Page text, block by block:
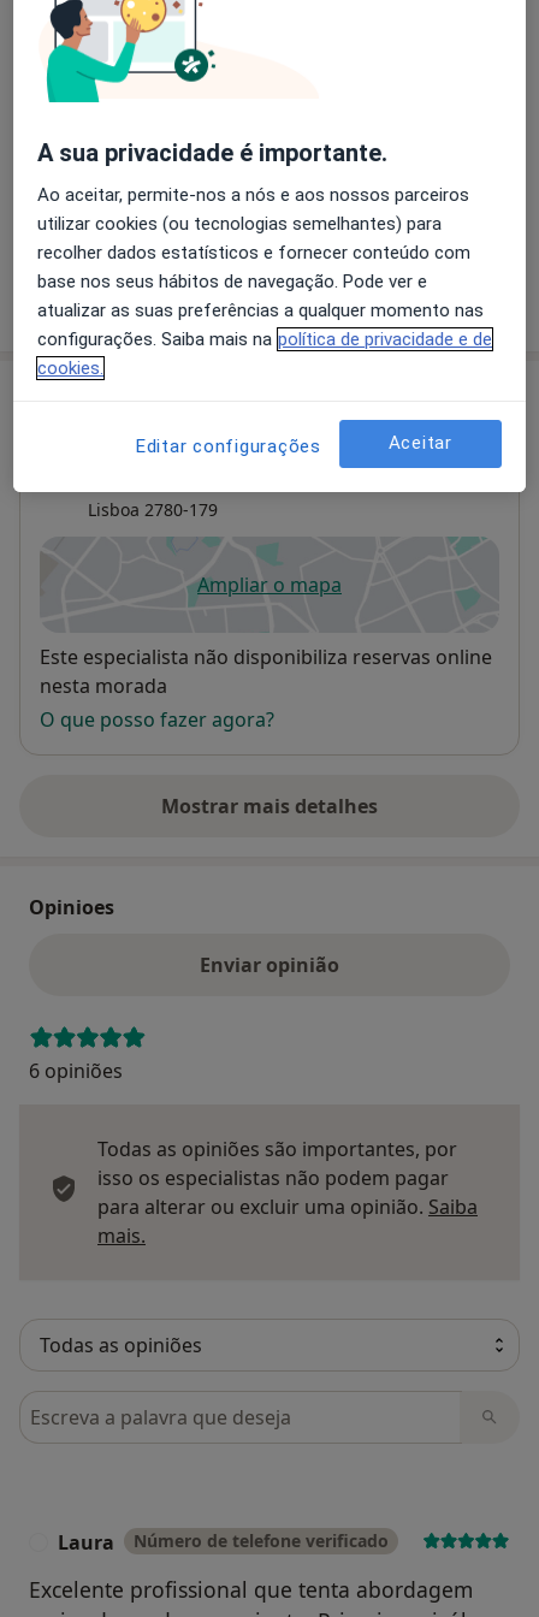
Consulta psicológica para adultos
35 € Detalhes
Psicoterapia
Detalhes
+ 3 serviços
Como mostramos os preços?
Atendimento online Dra. Rosângela Rocha
Lisboa 2780-179
Ampliar o mapaabre num novo separador
Disponibilidade
Este especialista não disponibiliza reservas online
nesta morada
O que posso fazer agora?
Mostrar mais detalhes
sobre o endereço
Opinioes
Enviar opinião
6 opiniões
Todas as opiniões são importantes, por
isso os especialistas não podem pagar
para alterar ou excluir uma opinião. Saiba
mais.
Pesquisar em opiniões
Laura Número de telefone verificado
Excelente profissional que tenta abordagem
A sua privacidade é importante.
Ao aceitar, permite-nos a nós e aos nossos parceiros
utilizar cookies (ou tecnologias semelhantes) para
recolher dados estatísticos e fornecer conteúdo com
base nos seus hábitos de navegação. Pode ver e
atualizar as suas preferências a qualquer momento nas
configurações. Saiba mais na política de privacidade e de
cookies.
Editar configurações Aceitar